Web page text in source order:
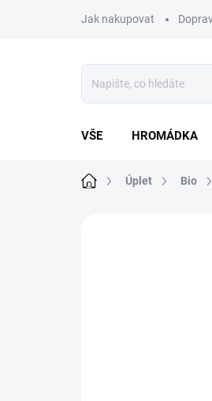
Jak nakupovat
VŠE HROMÁDKA
Domů Úplet Bio